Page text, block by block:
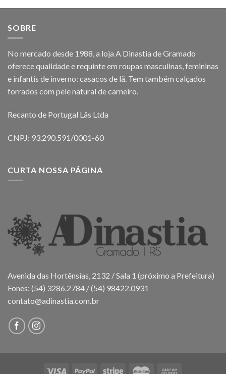
SOBRE
No mercado desde 1988, a loja A Dinastia de Gramado
oferece qualidade e requinte em roupas masculinas, femininas
e infantis de inverno: casacos de lã. Tem também calçados
forrados com pele natural de carneiro.
Recanto de Portugal Lãs Ltda
CNPJ: 93.290.591/0001-60
CURTA NOSSA PÁGINA
Avenida das Hortênsias, 2132 / Sala 1 (próximo a Prefeitura)
Fones: (54) 3286.2784 / (54) 98422.0931
contato@adinastia.com.br